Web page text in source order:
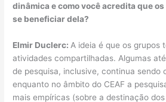
dinâmica e como você acredita que
se beneficiar dela?
Elmir Duclerc: A ideia é que os grupos
atividades compartilhadas. Algumas
de pesquisa, inclusive, continua sendo
enquanto no âmbito do CEAF a
mais empíricas (sobre a destinação